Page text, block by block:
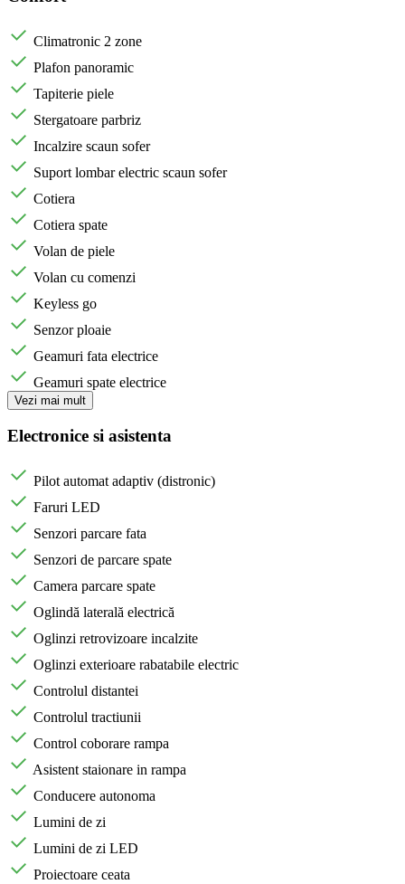
Climatronic 2 zone
Plafon panoramic
Tapiterie piele
Stergatoare parbriz
Incalzire scaun sofer
Suport lombar electric scaun sofer
Cotiera
Cotiera spate
Volan de piele
Volan cu comenzi
Keyless go
Senzor ploaie
Geamuri fata electrice
Geamuri spate electrice
Vezi mai mult
Electronice si asistenta
Pilot automat adaptiv (distronic)
Faruri LED
Senzori parcare fata
Senzori de parcare spate
Camera parcare spate
Oglindă laterală electrică
Oglinzi retrovizoare incalzite
Oglinzi exterioare rabatabile electric
Controlul distantei
Controlul tractiunii
Control coborare rampa
Asistent staionare in rampa
Conducere autonoma
Lumini de zi
Lumini de zi LED
Proiectoare ceata